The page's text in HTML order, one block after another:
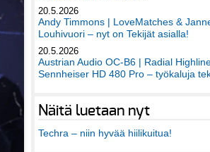
20.5.2026
Andy Timmons | LoveMatches &
Louhivuori – nyt on Tekijät asialla!
20.5.2026
Austrian Audio OC-B6 | Radial
Sennheiser HD 480 Pro – työkaluja
Näitä luetaan nyt
Techra – niin hyvää hiilikuitua!